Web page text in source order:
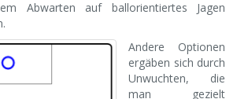
Abwarten auf ballorientiertes Jagen
Andere Optionen
ergäben sich durch
Unwuchten, die
man gezielt